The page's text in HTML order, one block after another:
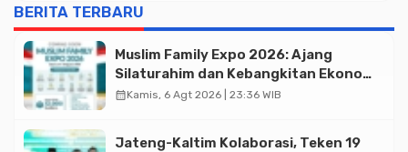
BERITA TERBARU
Muslim Family Expo 2026: Ajang
Silaturahim dan Kebangkitan Ekonomi
Halal di Jakarta
calendar_monthKamis, 6 Agt 2026 | 23:36 WIB
Jateng-Kaltim Kolaborasi, Teken 19